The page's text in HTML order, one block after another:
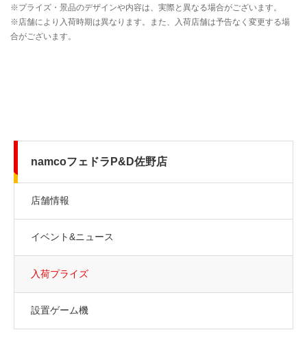
namcoフェドラP&D佐野店
店舗情報
イベント&ニュース
入荷プライズ
設置ゲーム機